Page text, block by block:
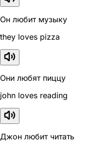
Он любит музыку
they loves pizza
Они любят пиццу
john loves reading
Джон любит читать